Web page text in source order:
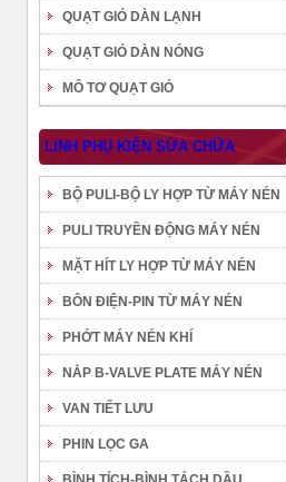
QUẠT GIÓ DÀN LẠNH
QUẠT GIÓ DÀN NÓNG
MÔ TƠ QUẠT GIÓ
LINH PHỤ KIỆN SỬA CHỮA
BỘ PULI-BỘ LY HỢP TỪ MÁY NÉN
PULI TRUYỀN ĐỘNG MÁY NÉN
MẶT HÍT LY HỢP TỪ MÁY NÉN
BÔN ĐIỆN-PIN TỪ MÁY NÉN
PHỚT MÁY NÉN KHÍ
NẮP B-VALVE PLATE MÁY NÉN
VAN TIẾT LƯU
PHIN LỌC GA